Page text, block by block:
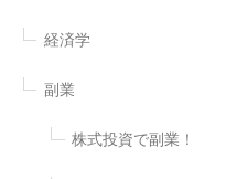
経済学
副業
株式投資で副業！